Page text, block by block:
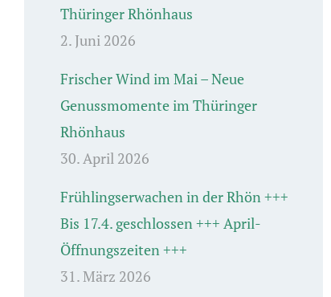
Thüringer Rhönhaus
2. Juni 2026
Frischer Wind im Mai – Neue
Genussmomente im Thüringer
Rhönhaus
30. April 2026
Frühlingserwachen in der Rhön +++
Bis 17.4. geschlossen +++ April-
Öffnungszeiten +++
31. März 2026